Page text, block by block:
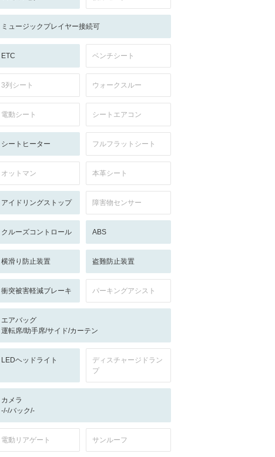
ミュージックプレイヤー接続可
ETC ベンチシート
3列シート ウォークスルー
電動シート シートエアコン
シートヒーター フルフラットシート
オットマン 本革シート
アイドリングストップ 障害物センサー
クルーズコントロール ABS
横滑り防止装置 盗難防止装置
衝突被害軽減ブレーキ パーキングアシスト
エアバッグ
運転席/助手席/サイド/カーテン
LEDヘッドライト
ディスチャージドラン
プ
カメラ
-/-/バック/-
電動リアゲート サンルーフ